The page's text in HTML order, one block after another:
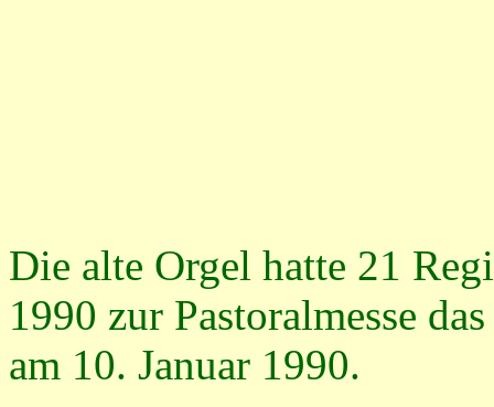
Die alte Orgel hatte 21
1990 zur Pastoralmesse
am 10. Januar 1990.